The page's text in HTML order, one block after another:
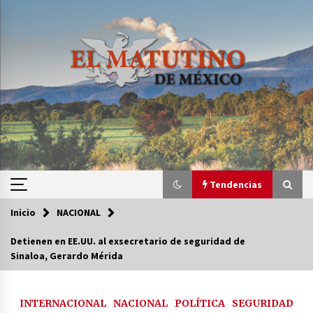
Tendencias
Tendencias
Inicio NACIONAL
Detienen en EE.UU. al exsecretario de seguridad de
Sinaloa, Gerardo Mérida
INTERNACIONAL NACIONAL POLÍTICA SEGURIDAD